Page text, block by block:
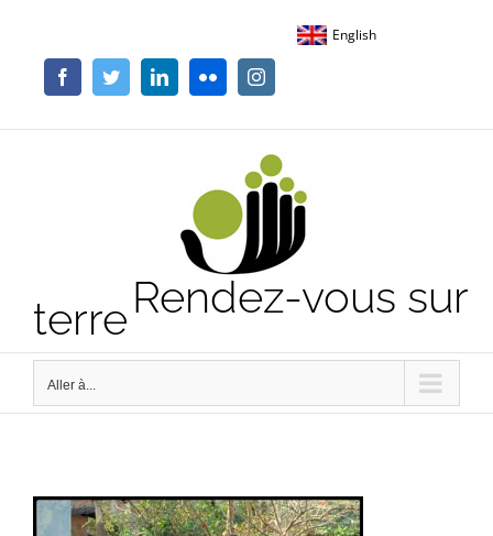
contenu
English
FacebookTwitterLinkedInFlickr Instagram
Rendez-vous sur
terre
Aller à...